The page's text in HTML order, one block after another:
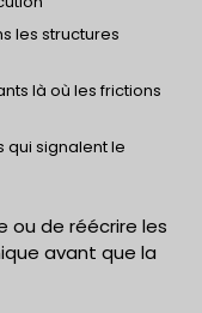
les structures
là où les frictions
signalent le
ou de réécrire les
avant que la